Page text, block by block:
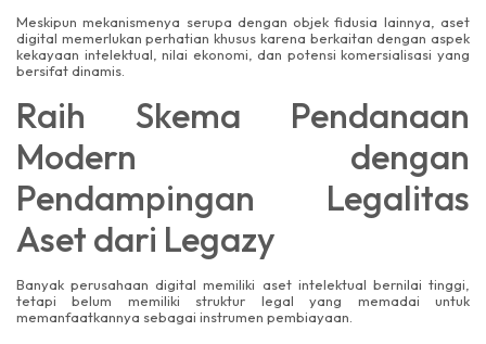
Meskipun mekanismenya serupa dengan objek fidusia lainnya, aset
digital memerlukan perhatian khusus karena berkaitan dengan aspek
kekayaan intelektual, nilai ekonomi, dan potensi komersialisasi yang
bersifat dinamis.
Raih Skema Pendanaan
Modern dengan
Pendampingan Legalitas
Aset dari Legazy
Banyak perusahaan digital memiliki aset intelektual bernilai tinggi,
tetapi belum memiliki struktur legal yang memadai untuk
memanfaatkannya sebagai instrumen pembiayaan.